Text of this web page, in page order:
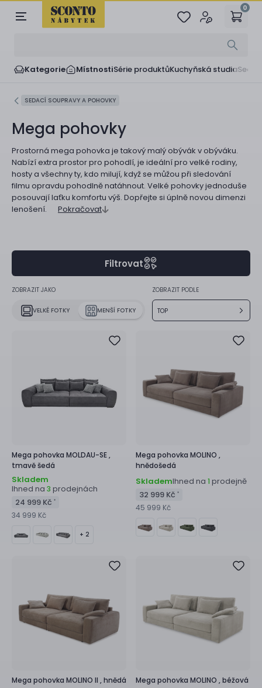
0
Kategorie MístnostiSérie produktůKuchyňská studia
SEDACÍ SOUPRAVY A POHOVKY
Mega pohovky
Prostorná mega pohovka je takový malý obývák v obýváku.
Nabízí extra prostor pro pohodlí, je ideální pro velké rodiny,
hosty a všechny ty, kdo milují, když se můžou při sledování
filmu opravdu pohodlně natáhnout. Velké pohovky jednoduše
posouvají laťku komfortu výš. Dopřejte si úplně novou dimenzi
lenošení.
Pokračovat
Filtrovat
ZOBRAZIT JAKO
VELKÉ FOTKY MENŠÍ FOTKY
ZOBRAZIT PODLE
TOP
Mega pohovka MOLDAU-SE ,
tmavě šedá
Skladem
Ihned na 3 prodejnách
24 999 Kč *
34 999 Kč
+ 2
Mega pohovka MOLINO ,
hnědošedá
SklademIhned na 1 prodejně
32 999 Kč *
45 999 Kč
Mega pohovka MOLINO II ,hnědá Mega pohovka MOLINO ,béžová